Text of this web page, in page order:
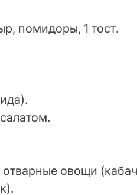
помидоры, 1 тост.
овощи